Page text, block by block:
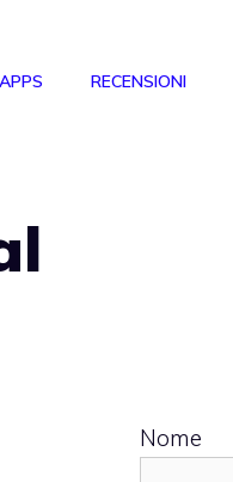
RECENSIONI
Nome